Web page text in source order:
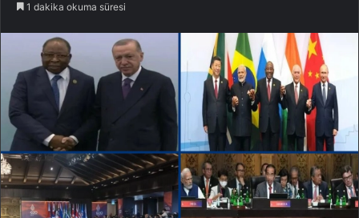
1 dakika okuma süresi